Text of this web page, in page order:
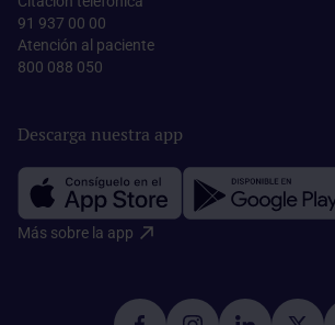
91 937 00 00
Atención al paciente
800 088 050
Descarga nuestra app
Más sobre la app​